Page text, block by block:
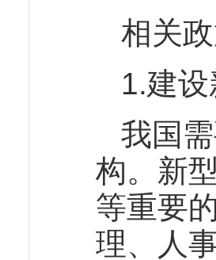
相关
1.建
我国
构。新
等重要
理、人